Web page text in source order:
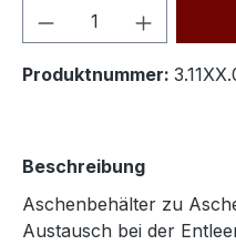
Produkt Anzahl:
Produktnummer:
Beschreibung
Aschenbehälter zu
Austausch bei der